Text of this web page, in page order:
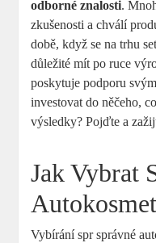
odborné znalosti.
zkušenosti‍ a chválí
‌době, když se ‌na trhu
⁣důležité mít po ⁤ruce
poskytuje podporu
investovat do ​něčeho,
výsledky? Pojďte a
Jak Vybrat
Vybírání ⁤spr⁣ správné